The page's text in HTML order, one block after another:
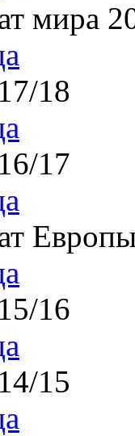
мира
18
17
16
15